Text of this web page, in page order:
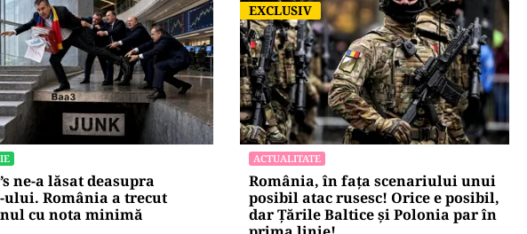
ne-a lăsat deasupra
ului. România a trecut
cu nota minimă
EXCLUSIV
EXCLUSIV
ACTUALITATE
România, în fața scenariului unui
posibil atac rusesc! Orice e posibil,
dar Țările Baltice și Polonia par în